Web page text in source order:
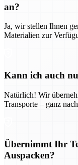
an?
Ja, wir stellen Ihnen
Materialien zur
Kann ich auch
Natürlich! Wir
Transporte – ganz
Übernimmt Ihr
Auspacken?